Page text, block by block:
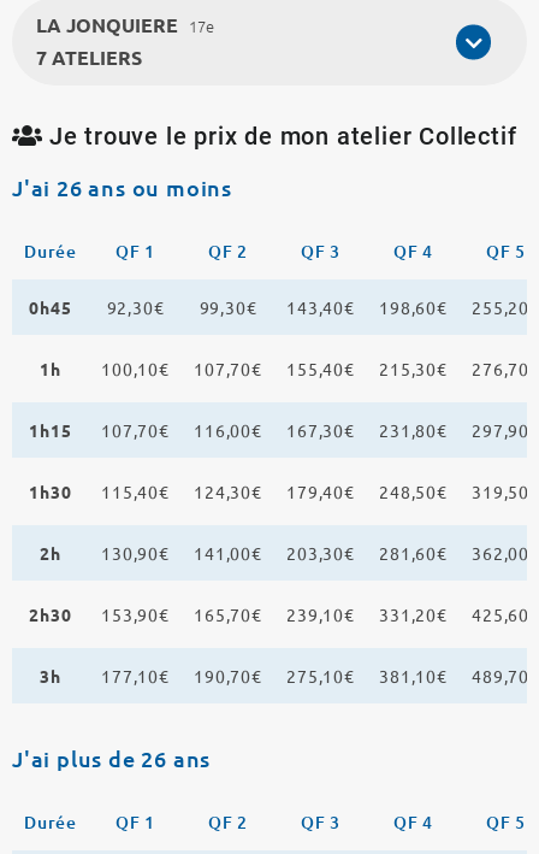
LA JONQUIERE 17e
7 ATELIERS
Je trouve le prix de mon atelier Collectif
J'ai 26 ans ou moins
Durée QF 1 QF 2 QF 3 QF 4 QF 5
0h45 92,30€ 99,30€ 143,40€ 198,60€ 255,20€
1h 100,10€ 107,70€ 155,40€ 215,30€ 276,70€
1h15 107,70€ 116,00€ 167,30€ 231,80€ 297,90€
1h30 115,40€ 124,30€ 179,40€ 248,50€ 319,50€
2h 130,90€ 141,00€ 203,30€ 281,60€ 362,00€
2h30 153,90€ 165,70€ 239,10€ 331,20€ 425,60€
3h 177,10€ 190,70€ 275,10€ 381,10€ 489,70€
J'ai plus de 26 ans
Durée QF 1 QF 2 QF 3 QF 4 QF 5